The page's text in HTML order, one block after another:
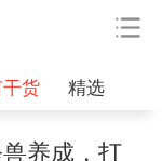
货 精选
养成，打